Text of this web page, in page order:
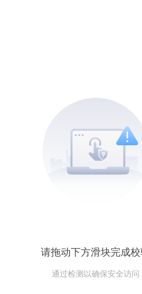
请拖动下方滑块完成校
通过检测以确保安全访问